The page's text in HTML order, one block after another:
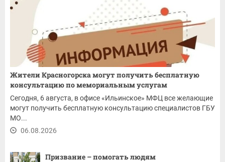
Жители Красногорска могут получить бесплатную
консультацию по мемориальным услугам
Сегодня, 6 августа, в офисе «Ильинское» МФЦ все желающие
могут получить бесплатную консультацию специалистов ГБУ
МО...
06.08.2026
Призвание – помогать людям